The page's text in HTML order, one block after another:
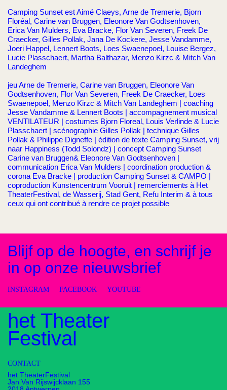
Camping Sunset est Aimé Claeys, Arne de Tremerie, Bjorn
Floréal, Carine van Bruggen, Eleonore Van Godtsenhoven,
Erica Van Mulders, Eva Bracke, Flor Van Severen, Freek De
Craecker, Gilles Pollak, Jana De Kockere, Jesse Vandamme,
Joeri Happel, Lennert Boots, Loes Swaenepoel, Louise Bergez,
Lucie Plasschaert, Martha Balthazar, Menzo Kirzc & Mitch Van
Landeghem
jeu Arne de Tremerie, Carine van Bruggen, Eleonore Van
Godtsenhoven, Flor Van Severen, Freek De Craecker, Loes
Swaenepoel, Menzo Kirzc & Mitch Van Landeghem | coaching
Jesse Vandamme & Lennert Boots | accompagnement musical
VENTILATEUR | costumes Bjorn Floreal, Louis Verlinde & Lucie
Plasschaert | scénographie Gilles Pollak | technique Gilles
Pollak & Philippe Digneffe | édition de texte Camping Sunset, vrij
naar Happiness (Todd Solondz) | concept Camping Sunset
Carine van Bruggen& Eleonore Van Godtsenhoven |
communication Erica Van Mulders | coordination production &
corona Eva Bracke | production Camping Sunset & CAMPO |
coproduction Kunstencentrum Vooruit | remerciements à Het
TheaterFestival, de Wasserij, Stad Gent, Refu Interim & à tous
ceux qui ont contribué à rendre ce projet possible
Blijf op de hoogte, en schrijf je
in op onze nieuwsbrief
INSTAGRAM FACEBOOK YOUTUBE
het Theater
Festival
CONTACT
het TheaterFestival
Jan Van Rijswijcklaan 155